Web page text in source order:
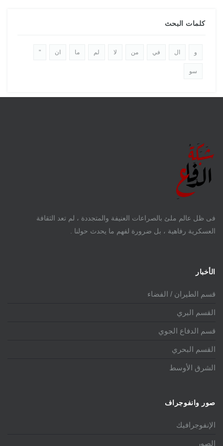
كلمات البحث
و ال في من لا لم ما ان "
سو
فى ظل عالم ملئ بالصراعات العنيفة والمتجددة ، لم تعد الثقافة
العسكرية رفاهية ، بل ضرورة لفهم ما يحدث حولنا .
الأخبار
قسم الطيران / الفضاء
القسم البري
قسم الدفاع الجوي
القسم البحري
الشرق الأوسط
صور وانفوجراف
الإنفوجرافيك
الصور